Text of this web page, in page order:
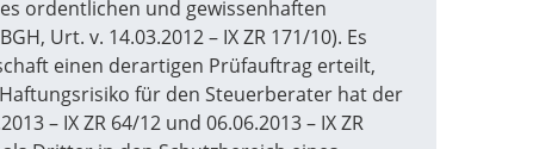
ordentlichen und gewissenhaften
Urt. v. 14.03.2012 – IX ZR 171/10). Es
einen derartigen Prüfauftrag erteilt,
für den Steuerberater hat der
– IX ZR 64/12 und 06.06.2013 – IX ZR